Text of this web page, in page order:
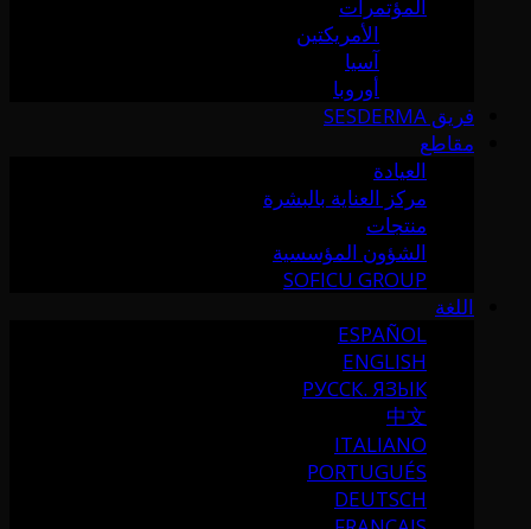
المؤتمرات
الأمريكتين
آسيا
أوروبا
فريق SESDERMA
مقاطع
العيادة
مركز العناية بالبشرة
منتجات
الشؤون المؤسسية
SOFICU GROUP
اللغة
ESPAÑOL
ENGLISH
РУССК. ЯЗЫК
中文
ITALIANO
PORTUGUÉS
DEUTSCH